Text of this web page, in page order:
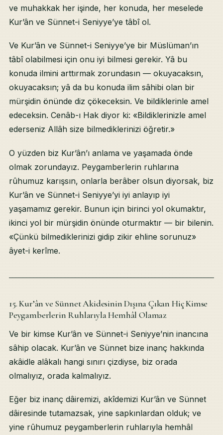
ve muhakkak her işinde, her konuda, her meselede
Kur’ân ve Sünnet-i Seniyye’ye tâbî ol.
Ve Kur’ân ve Sünnet-i Seniyye’ye bir Müslüman’ın
tâbî olabilmesi için onu iyi bilmesi gerekir. Yâ bu
konuda ilmini arttırmak zorundasın — okuyacaksın,
okuyacaksın; yâ da bu konuda ilim sâhibi olan bir
mürşidin önünde diz çökeceksin. Ve bildiklerinle amel
edeceksin. Cenâb-ı Hak diyor ki: «Bildiklerinizle amel
ederseniz Allâh size bilmediklerinizi öğretir.»
O yüzden biz Kur’ân’ı anlama ve yaşamada önde
olmak zorundayız. Peygamberlerin ruhlarına
rûhumuz karışsın, onlarla berâber olsun diyorsak, biz
Kur’ân ve Sünnet-i Seniyye’yi iyi anlayıp iyi
yaşamamız gerekir. Bunun için birinci yol okumaktır,
ikinci yol bir mürşidin önünde oturmaktır — bir bilenin.
«Çünkü bilmediklerinizi gidip zikir ehline sorunuz»
âyet-i kerîme.
15. Kur’ân ve Sünnet Akidesinin Dışına Çıkan Hiç Kimse
Peygamberlerin Ruhlarıyla Hemhâl Olamaz
Ve bir kimse Kur’ân ve Sünnet-i Seniyye’nin inancına
sâhip olacak. Kur’ân ve Sünnet bize inanç hakkında
akâidle alâkalı hangi sınırı çizdiyse, biz orada
olmalıyız, orada kalmalıyız.
Eğer biz inanç dâiremizi, akîdemizi Kur’ân ve Sünnet
dâiresinde tutamazsak, yine sapkınlardan olduk; ve
yine rûhumuz peygamberlerin ruhlarıyla hemhâl